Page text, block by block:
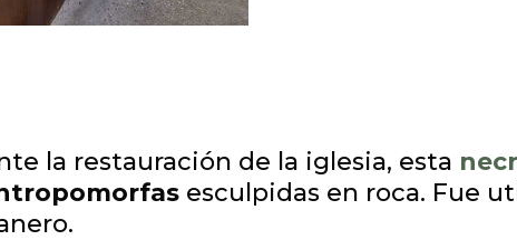
la restauración de la iglesia, esta
esculpidas en roca. Fue